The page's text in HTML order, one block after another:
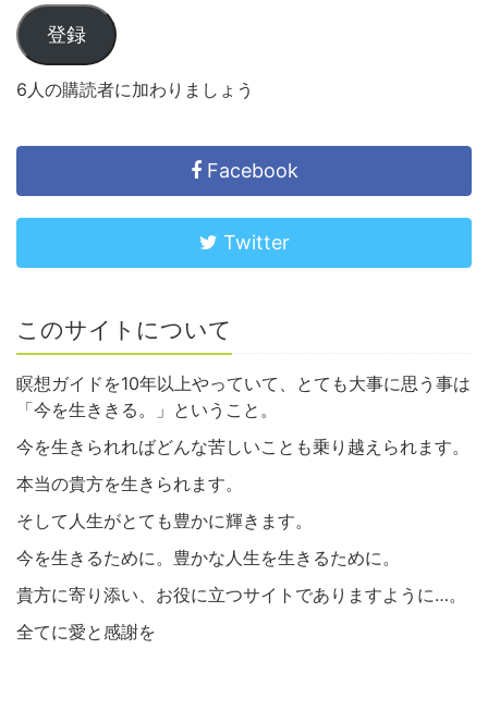
登録
6人の購読者に加わりましょう
Facebook
Twitter
このサイトについて
瞑想ガイドを10年以上やっていて、とても大事に思う事は
「今を生ききる。」ということ。
今を生きられればどんな苦しいことも乗り越えられます。
本当の貴方を生きられます。
そして人生がとても豊かに輝きます。
今を生きるために。豊かな人生を生きるために。
貴方に寄り添い、お役に立つサイトでありますように…。
全てに愛と感謝を